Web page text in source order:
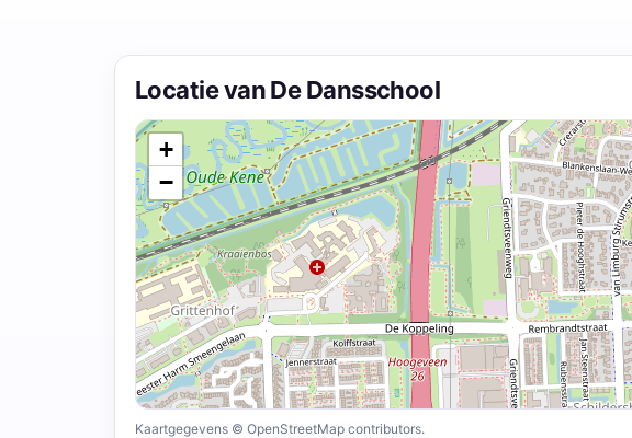
Locatie van De Dansschool
+
−
Kaartgegevens © OpenStreetMap contributors.